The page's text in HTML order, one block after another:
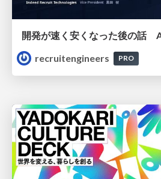
recruitengineers
PRO